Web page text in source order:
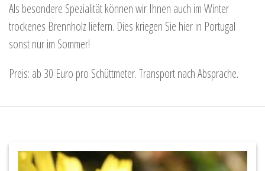
Als besondere Spezialität können wir Ihnen auch im Winter
trockenes Brennholz liefern. Dies kriegen Sie hier in Portugal
sonst nur im Sommer!
Preis: ab 30 Euro pro Schüttmeter. Transport nach Absprache.